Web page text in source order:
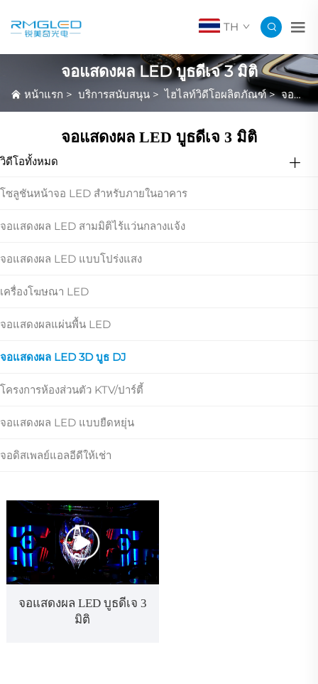
TH
จอแสดงผล LED บูธดีเจ 3 มิติ
หน้าแรก > บริการสนับสนุน >ไฮไลท์วิดีโอผลิตภัณฑ์>จอแสดงผล LED บูธดีเจ 3 มิติ
จอแสดงผล LED บูธดีเจ 3 มิติ
วิดีโอทั้งหมด
โซลูชันหน้าจอ LED สำหรับภายในอาคาร
จอแสดงผล LED สามมิติไร้แว่นกลางแจ้ง
จอแสดงผล LED แบบโปร่งแสง
เครื่องโฆษณา LED
จอแสดงผลแผ่นพื้น LED
จอแสดงผล LED 3D บูธ DJ
โครงการห้องส่วนตัว KTV/ปาร์ตี้
จอแสดงผล LED แบบยืดหยุ่น
จอดิสเพลย์แอลอีดีให้เช่า
จอแสดงผล LED บูธดีเจ 3
มิติ